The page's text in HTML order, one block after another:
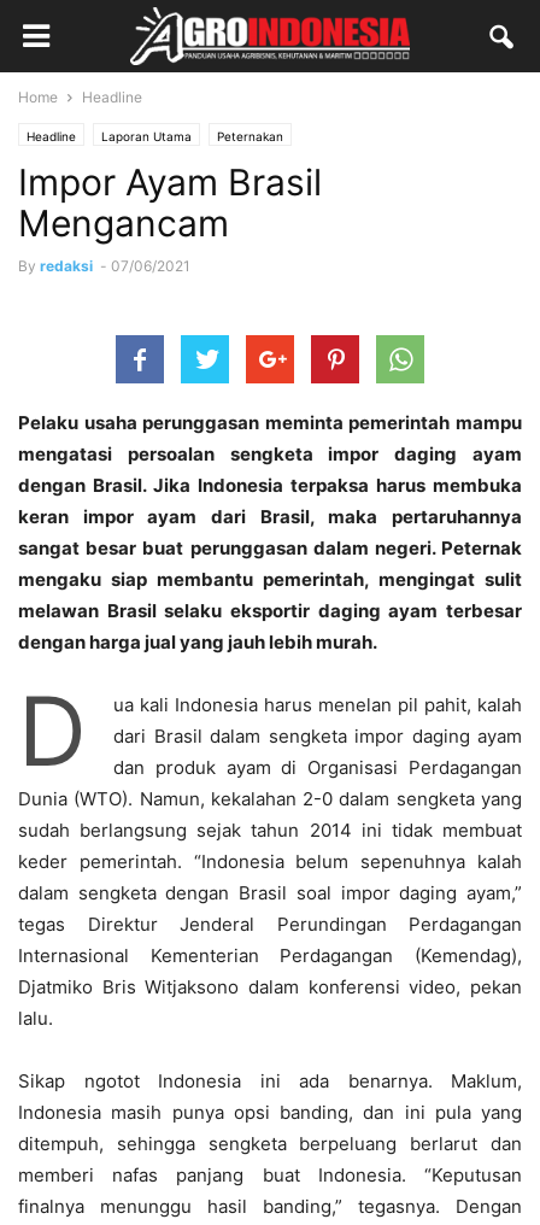
Home Headline
Headline Laporan Utama Peternakan
Impor Ayam Brasil
Mengancam
By redaksi - 07/06/2021
Pelaku usaha perunggasan meminta pemerintah mampu
mengatasi persoalan sengketa impor daging ayam
dengan Brasil. Jika Indonesia terpaksa harus membuka
keran impor ayam dari Brasil, maka pertaruhannya
sangat besar buat perunggasan dalam negeri. Peternak
mengaku siap membantu pemerintah, mengingat sulit
melawan Brasil selaku eksportir daging ayam terbesar
dengan harga jual yang jauh lebih murah.
D
ua kali Indonesia harus menelan pil pahit, kalah
dari Brasil dalam sengketa impor daging ayam
dan produk ayam di Organisasi Perdagangan
Dunia (WTO). Namun, kekalahan 2-0 dalam sengketa yang
sudah berlangsung sejak tahun 2014 ini tidak membuat
keder pemerintah. “Indonesia belum sepenuhnya kalah
dalam sengketa dengan Brasil soal impor daging ayam,”
tegas Direktur Jenderal Perundingan Perdagangan
Internasional Kementerian Perdagangan (Kemendag),
Djatmiko Bris Witjaksono dalam konferensi video, pekan
lalu.
Sikap ngotot Indonesia ini ada benarnya. Maklum,
Indonesia masih punya opsi banding, dan ini pula yang
ditempuh, sehingga sengketa berpeluang berlarut dan
memberi nafas panjang buat Indonesia. “Keputusan
finalnya menunggu hasil banding,” tegasnya. Dengan